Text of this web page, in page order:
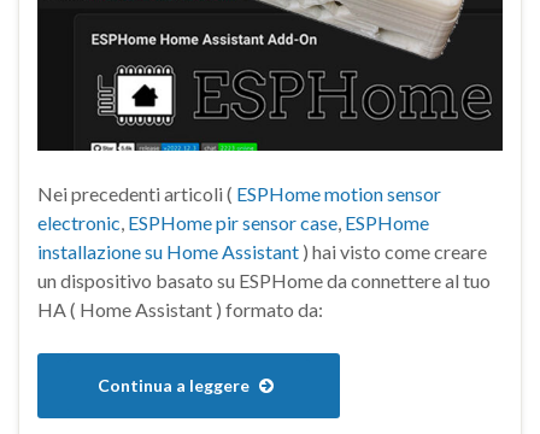
Nei precedenti articoli ( ESPHome motion sensor
electronic, ESPHome pir sensor case, ESPHome
installazione su Home Assistant ) hai visto come creare
un dispositivo basato su ESPHome da connettere al tuo
HA ( Home Assistant ) formato da:
Continua a leggere